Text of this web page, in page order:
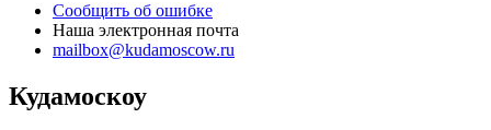
Сообщить об ошибке
Наша электронная почта
mailbox@kudamoscow.ru
Кудамоскоу